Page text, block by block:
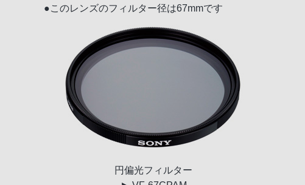
●このレンズのフィルター径は67mmです
円偏光フィルター